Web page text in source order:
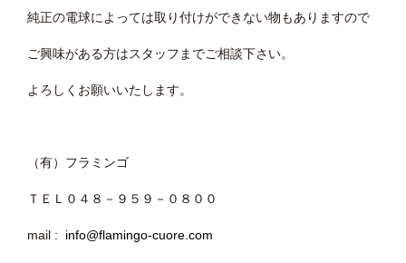
純正の電球によっては取り付けができない物もありますので
ご興味がある方はスタッフまでご相談下さい。
よろしくお願いいたします。
（有）フラミンゴ
ＴＥＬ０４８－９５９－０８００
mail : info@flamingo-cuore.com